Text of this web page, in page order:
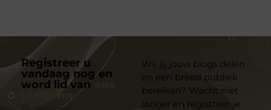
Registreer u
vandaag nog en
word lid van
platform
Wil jij jouw blogs delen
en een breed publiek
bereiken? Wacht niet
langer en registreer je